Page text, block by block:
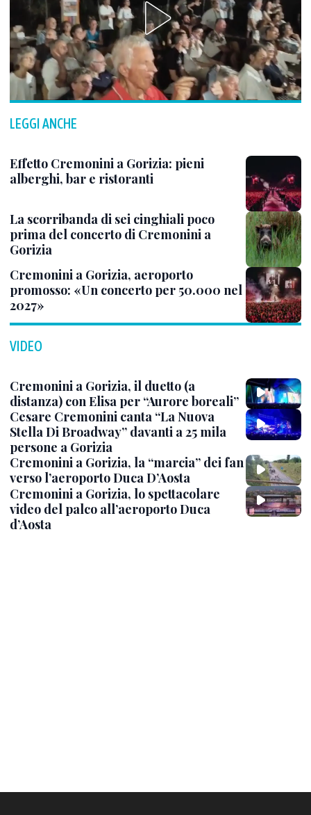
LEGGI ANCHE
Effetto Cremonini a Gorizia: pieni
alberghi, bar e ristoranti
La scorribanda di sei cinghiali poco
prima del concerto di Cremonini a
Gorizia
Cremonini a Gorizia, aeroporto
promosso: «Un concerto per 50.000 nel
2027»
VIDEO
Cremonini a Gorizia, il duetto (a
distanza) con Elisa per “Aurore boreali”
Cesare Cremonini canta “La Nuova
Stella Di Broadway” davanti a 25 mila
persone a Gorizia
Cremonini a Gorizia, la “marcia” dei fan
verso l’aeroporto Duca D’Aosta
Cremonini a Gorizia, lo spettacolare
video del palco all’aeroporto Duca
d’Aosta